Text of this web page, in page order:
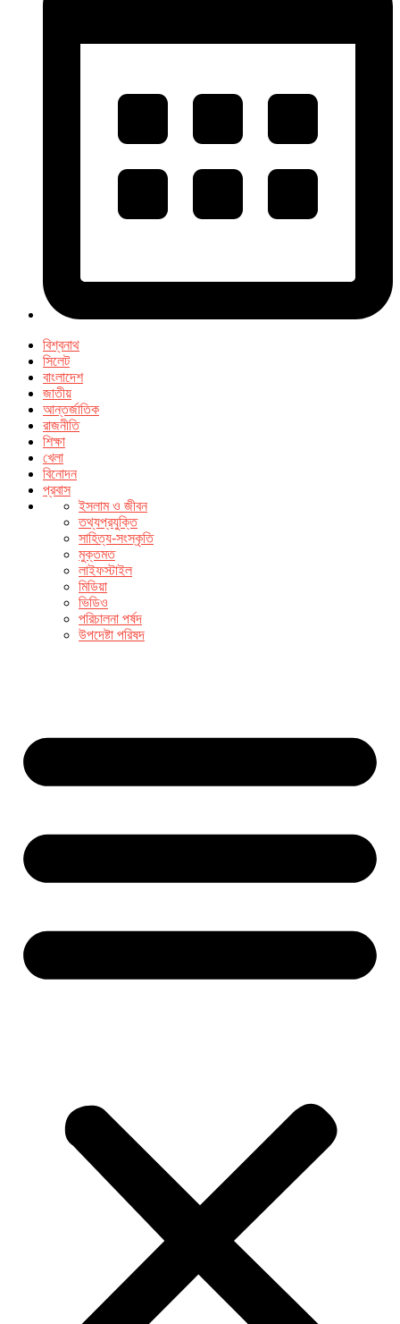
বিশ্বনাথ
সিলেট
বাংলাদেশ
জাতীয়
আন্তর্জাতিক
রাজনীতি
শিক্ষা
খেলা
বিনোদন
প্রবাস
ইসলাম ও জীবন
তথ্যপ্রযুক্তি
সাহিত্য-সংস্কৃতি
মুক্তমত
লাইফস্টাইল
মিডিয়া
ভিডিও
পরিচালনা পর্ষদ
উপদেষ্টা পরিষদ